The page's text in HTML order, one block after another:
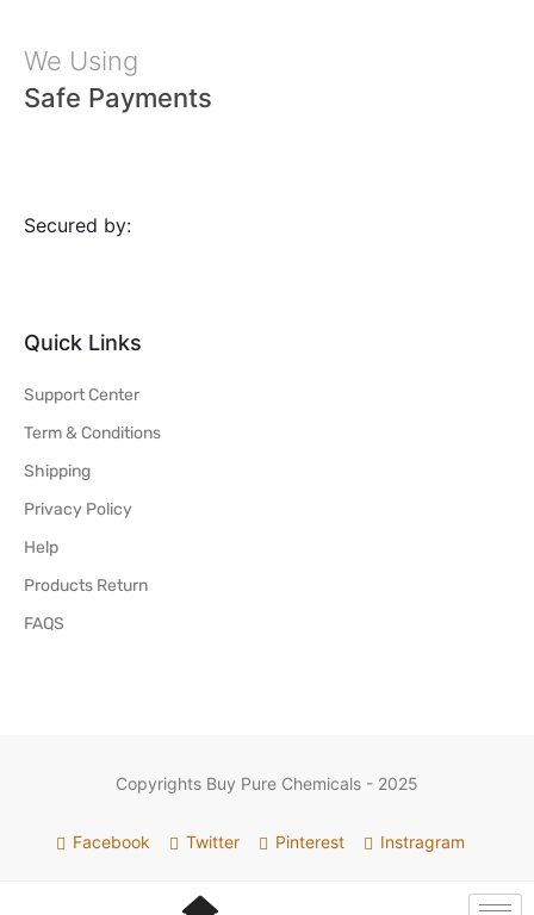
We Using
Safe Payments
Secured by:
Quick Links
Support Center
Term & Conditions
Shipping
Privacy Policy
Help
Products Return
FAQS
Copyrights Buy Pure Chemicals - 2025
Facebook Twitter Pinterest Instragram